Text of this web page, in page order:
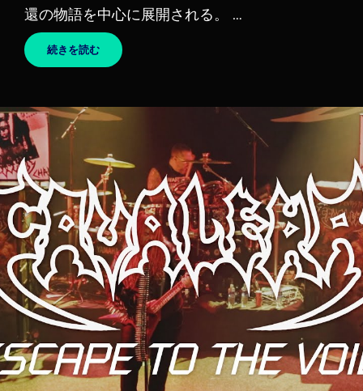
還の物語を中心に展開される。 …
続きを読むTYRANT
KING
グ
ー
和
訳